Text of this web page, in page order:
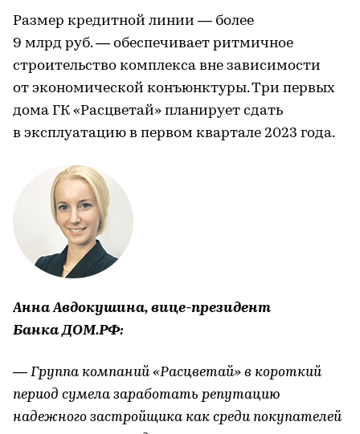
Размер кредитной линии — более
9 млрд руб. — обеспечивает ритмичное
строительство комплекса вне зависимости
от экономической конъюнктуры. Три первых
дома ГК «Расцветай» планирует сдать
в эксплуатацию в первом квартале 2023 года.
Анна Авдокушина, вице-президент
Банка ДОМ.РФ:
— Группа компаний «Расцветай» в короткий
период сумела заработать репутацию
надежного застройщика как среди покупателей